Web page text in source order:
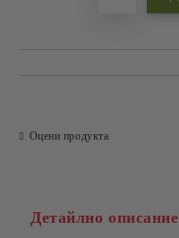
Оцени продукта
Детайлно описание